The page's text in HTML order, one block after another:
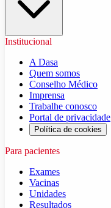
Institucional
A Dasa
Quem somos
Conselho Médico
Imprensa
Trabalhe conosco
Portal de privacidade
Política de cookies
Para pacientes
Exames
Vacinas
Unidades
Resultados